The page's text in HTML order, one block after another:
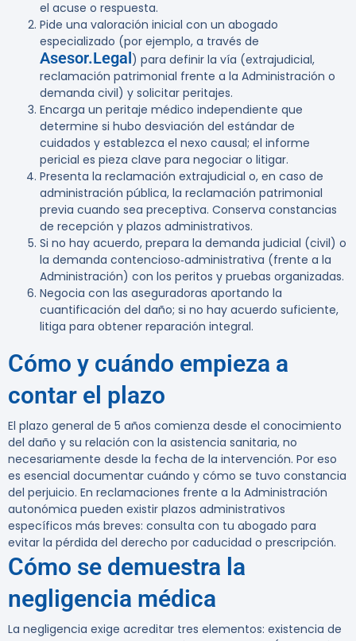
el acuse o respuesta.
Pide una valoración inicial con un abogado
especializado (por ejemplo, a través de
Asesor.Legal) para definir la vía (extrajudicial,
reclamación patrimonial frente a la Administración o
demanda civil) y solicitar peritajes.
Encarga un peritaje médico independiente que
determine si hubo desviación del estándar de
cuidados y establezca el nexo causal; el informe
pericial es pieza clave para negociar o litigar.
Presenta la reclamación extrajudicial o, en caso de
administración pública, la reclamación patrimonial
previa cuando sea preceptiva. Conserva constancias
de recepción y plazos administrativos.
Si no hay acuerdo, prepara la demanda judicial (civil) o
la demanda contencioso‑administrativa (frente a la
Administración) con los peritos y pruebas organizadas.
Negocia con las aseguradoras aportando la
cuantificación del daño; si no hay acuerdo suficiente,
litiga para obtener reparación integral.
Cómo y cuándo empieza a
contar el plazo
El plazo general de 5 años comienza desde el conocimiento
del daño y su relación con la asistencia sanitaria, no
necesariamente desde la fecha de la intervención. Por eso
es esencial documentar cuándo y cómo se tuvo constancia
del perjuicio. En reclamaciones frente a la Administración
autonómica pueden existir plazos administrativos
específicos más breves: consulta con tu abogado para
evitar la pérdida del derecho por caducidad o prescripción.
Cómo se demuestra la
negligencia médica
La negligencia exige acreditar tres elementos: existencia de